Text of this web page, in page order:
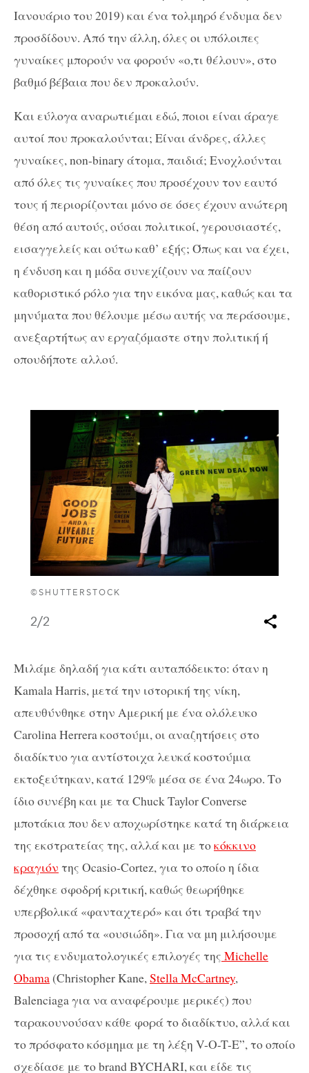
Ιανουάριο του 2019) και ένα τολμηρό ένδυμα δεν
προσδίδουν. Από την άλλη, όλες οι υπόλοιπες
γυναίκες μπορούν να φορούν «ο,τι θέλουν», στο
βαθμό βέβαια που δεν προκαλούν.
Και εύλογα αναρωτιέμαι εδώ, ποιοι είναι άραγε
αυτοί που προκαλούνται; Είναι άνδρες, άλλες
γυναίκες, non-binary άτομα, παιδιά; Eνοχλούνται
από όλες τις γυναίκες που προσέχουν τον εαυτό
τους ή περιορίζονται μόνο σε όσες έχουν ανώτερη
θέση από αυτούς, ούσαι πολιτικοί, γερουσιαστές,
εισαγγελείς και ούτω καθ’ εξής; Όπως και να έχει,
η ένδυση και η μόδα συνεχίζουν να παίζουν
καθοριστικό ρόλο για την εικόνα μας, καθώς και τα
μηνύματα που θέλουμε μέσω αυτής να περάσουμε,
ανεξαρτήτως αν εργαζόμαστε στην πολιτική ή
οπουδήποτε αλλού.
©SHUTTERSTOCK
2/2
Μιλάμε δηλαδή για κάτι αυταπόδεικτο: όταν η
Kamala Harris, μετά την ιστορική της νίκη,
απευθύνθηκε στην Αμερική με ένα ολόλευκο
Carolina Herrera κοστούμι, οι αναζητήσεις στο
διαδίκτυο για αντίστοιχα λευκά κοστούμια
εκτοξεύτηκαν, κατά 129% μέσα σε ένα 24ωρο. Το
ίδιο συνέβη και με τα Chuck Taylor Converse
μποτάκια που δεν αποχωρίστηκε κατά τη διάρκεια
της εκστρατείας της, αλλά και με τοκόκκινο
κραγιόν της Ocasio-Cortez, για το οποίο η ίδια
δέχθηκε σφοδρή κριτική, καθώς θεωρήθηκε
υπερβολικά «φανταχτερό» και ότι τραβά την
προσοχή από τα «ουσιώδη». Για να μη μιλήσουμε
για τις ενδυματολογικές επιλογές της Michelle
Obama (Christopher Kane,Stella McCartney,
Balenciaga για να αναφέρουμε μερικές) που
ταρακουνούσαν κάθε φορά το διαδίκτυο, αλλά και
το πρόσφατο κόσμημα με τη λέξη V-O-T-E”, το οποίο
σχεδίασε με το brand BYCHARI, και είδε τις